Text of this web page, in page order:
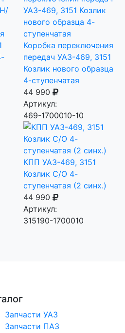
Коробка переключения
передач УАЗ-469, 3151
Козлик нового образца
4-ступенчатая
44 990
Артикул:
469-1700010-10
КПП УАЗ-469, 3151
Козлик С/О 4-
ступенчатая (2 синх.)
44 990
Артикул:
315190-1700010
Запчасти УАЗ
Запчасти ПАЗ